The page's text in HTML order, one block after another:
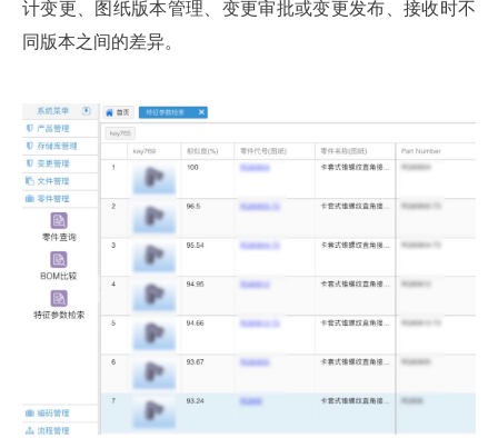
计变更、图纸版本管理、变更审批或变更发布、接收时不
同版本之间的差异。